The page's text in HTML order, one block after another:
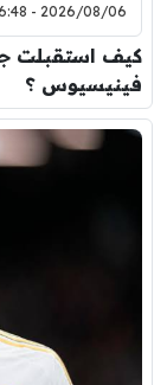
2026/08/06 - 06:48
كيف استقبلت
فينيسيوس ؟